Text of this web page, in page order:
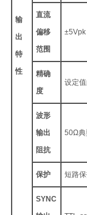
输
出
特
性
直流
偏移
范围
精确
度
设定
波形
输出
阻抗
50Ω典
保护 短路
SYNC